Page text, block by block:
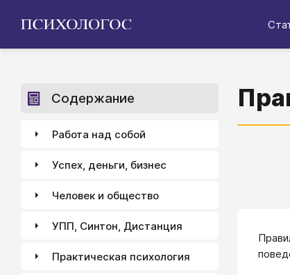
Содержание
Работа над собой
Успех, деньги, бизнес
Человек и общество
УПП, Синтон, Дистанция
Практическая психология